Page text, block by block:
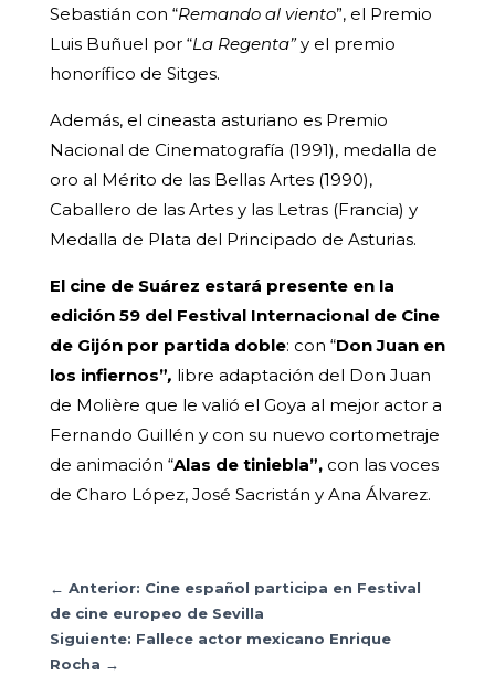
Sebastián con “Remando al viento”, el Premio
Luis Buñuel por “La Regenta” y el premio
honorífico de Sitges.
Además, el cineasta asturiano es Premio
Nacional de Cinematografía (1991), medalla de
oro al Mérito de las Bellas Artes (1990),
Caballero de las Artes y las Letras (Francia) y
Medalla de Plata del Principado de Asturias.
El cine de Suárez estará presente en la
edición 59 del Festival Internacional de Cine
de Gijón por partida doble: con “Don Juan en
los infiernos”, libre adaptación del Don Juan
de Molière que le valió el Goya al mejor actor a
Fernando Guillén y con su nuevo cortometraje
de animación “Alas de tiniebla”,con las voces
de Charo López, José Sacristán y Ana Álvarez.
← Anterior: Cine español participa en Festival
de cine europeo de Sevilla
Siguiente: Fallece actor mexicano Enrique
Rocha →